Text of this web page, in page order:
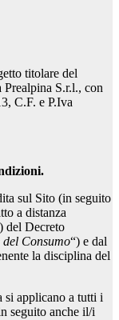
titolare del
Prealpina S.r.l., con
C.F. e P.Iva
sul Sito (in seguito
a distanza
del Decreto
del Consumo“) e dal
la disciplina del
si applicano a tutti i
seguito anche il/i